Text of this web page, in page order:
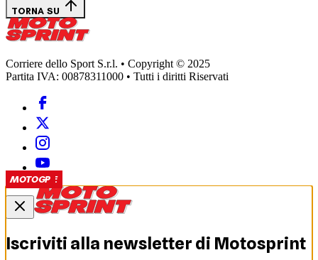
SHORT
SUPERBIKE
SUPERBIKE
SUPERBIKE
SUPERBIKE
MOTOGP
MOTOGP
MOTOGP
MOTOGP
TORNA SU
Corriere dello Sport S.r.l. • Copyright © 2025
Partita IVA: 00878311000 • Tutti i diritti Riservati
Iscriviti alla newsletter di Motosprint